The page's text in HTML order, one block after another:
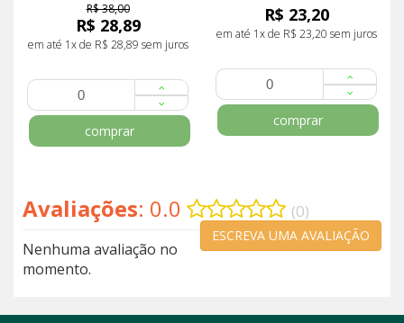
R$ 38,00
R$ 28,89
em até 1x de R$ 28,89 sem juros
comprar
R$ 23,20
em até 1x de R$ 23,20 sem juros
comprar
Avaliações: 0.0 (0)
ESCREVA UMA AVALIAÇÃO
Nenhuma avaliação no
momento.